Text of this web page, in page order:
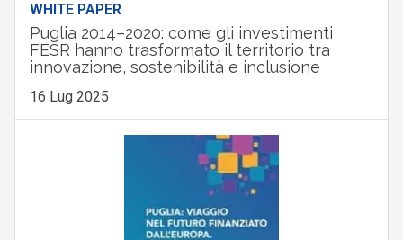
WHITE PAPER
Puglia 2014–2020: come gli investimenti
FESR hanno trasformato il territorio tra
innovazione, sostenibilità e inclusione
16 Lug 2025